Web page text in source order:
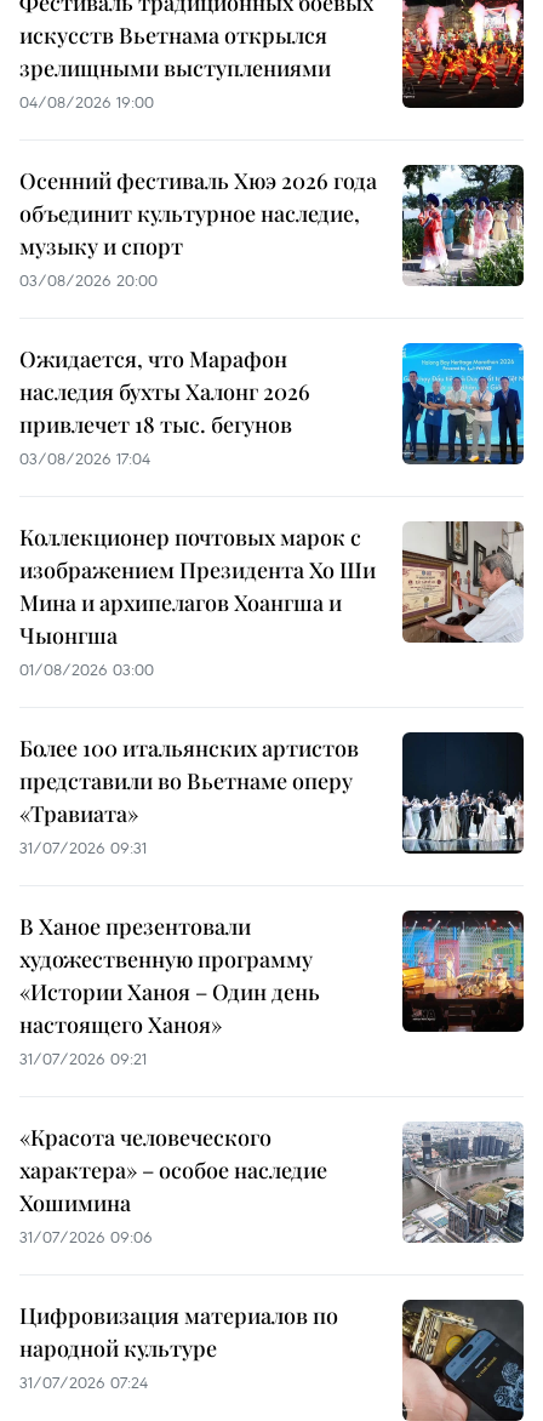
искусств Вьетнама открылся
зрелищными выступлениями
04/08/2026 19:00
Осенний фестиваль Хюэ 2026 года
объединит культурное наследие,
музыку и спорт
03/08/2026 20:00
Ожидается, что Марафон
наследия бухты Халонг 2026
привлечет 18 тыс. бегунов
03/08/2026 17:04
Коллекционер почтовых марок с
изображением Президента Хо Ши
Мина и архипелагов Хоангша и
Чыонгша
01/08/2026 03:00
Более 100 итальянских артистов
представили во Вьетнаме оперу
«Травиата»
31/07/2026 09:31
В Ханое презентовали
художественную программу
«Истории Ханоя – Один день
настоящего Ханоя»
31/07/2026 09:21
«Красота человеческого
характера» – особое наследие
Хошимина
31/07/2026 09:06
Цифровизация материалов по
народной культуре
31/07/2026 07:24